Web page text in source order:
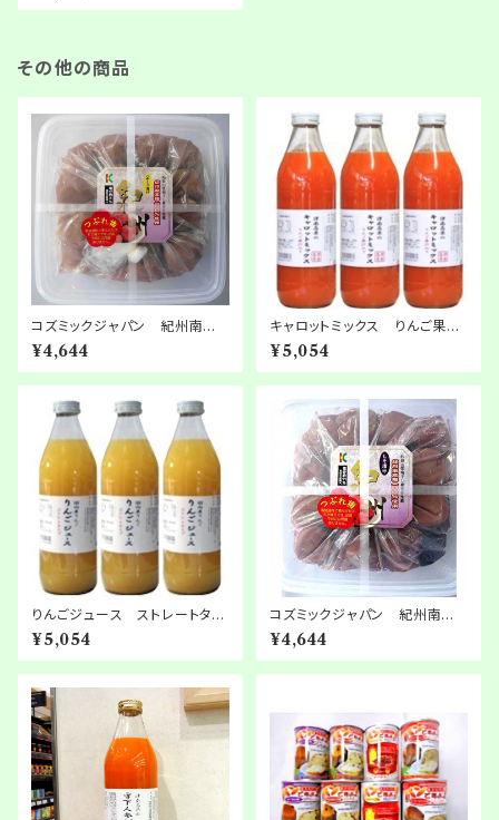
その他の商品
コズミックジャパン 紀州南高
梅100％使用 紀州つぶれ梅
ハチミツ漬1kg 2箱
¥4,644
キャロットミックス りんご果汁
入り 1000ml × 6本
¥5,054
りんごジュース ストレートタイ
プ 1000ml × 6本
¥5,054
コズミックジャパン 紀州南高
梅100％使用 紀州つぶれ梅
しそ漬1kg 2箱
¥4,644